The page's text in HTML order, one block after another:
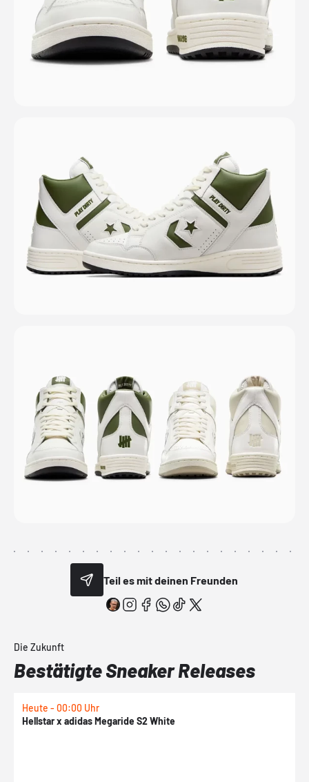
Teil es mit deinen Freunden
Die Zukunft
Bestätigte Sneaker Releases
Heute - 00:00 Uhr
Hellstar x adidas Megaride S2 White